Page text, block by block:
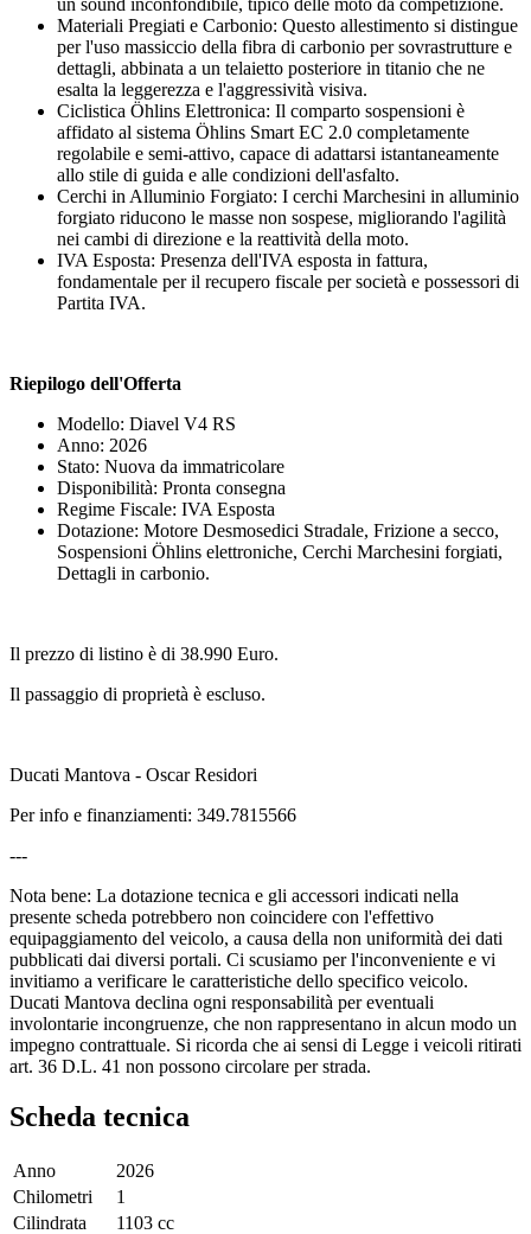
un sound inconfondibile, tipico delle moto da competizione.
Materiali Pregiati e Carbonio: Questo allestimento si distingue
per l'uso massiccio della fibra di carbonio per sovrastrutture e
dettagli, abbinata a un telaietto posteriore in titanio che ne
esalta la leggerezza e l'aggressività visiva.
Ciclistica Öhlins Elettronica: Il comparto sospensioni è
affidato al sistema Öhlins Smart EC 2.0 completamente
regolabile e semi-attivo, capace di adattarsi istantaneamente
allo stile di guida e alle condizioni dell'asfalto.
Cerchi in Alluminio Forgiato: I cerchi Marchesini in alluminio
forgiato riducono le masse non sospese, migliorando l'agilità
nei cambi di direzione e la reattività della moto.
IVA Esposta: Presenza dell'IVA esposta in fattura,
fondamentale per il recupero fiscale per società e possessori di
Partita IVA.
Riepilogo dell'Offerta
Modello: Diavel V4 RS
Anno: 2026
Stato: Nuova da immatricolare
Disponibilità: Pronta consegna
Regime Fiscale: IVA Esposta
Dotazione: Motore Desmosedici Stradale, Frizione a secco,
Sospensioni Öhlins elettroniche, Cerchi Marchesini forgiati,
Dettagli in carbonio.
Il prezzo di listino è di 38.990 Euro.
Il passaggio di proprietà è escluso.
Ducati Mantova - Oscar Residori
Per info e finanziamenti: 349.7815566
---
Nota bene: La dotazione tecnica e gli accessori indicati nella
presente scheda potrebbero non coincidere con l'effettivo
equipaggiamento del veicolo, a causa della non uniformità dei dati
pubblicati dai diversi portali. Ci scusiamo per l'inconveniente e vi
invitiamo a verificare le caratteristiche dello specifico veicolo.
Ducati Mantova declina ogni responsabilità per eventuali
involontarie incongruenze, che non rappresentano in alcun modo un
impegno contrattuale. Si ricorda che ai sensi di Legge i veicoli ritirati
art. 36 D.L. 41 non possono circolare per strada.
Scheda tecnica
Anno
2026
Chilometri
1
Cilindrata
1103 cc